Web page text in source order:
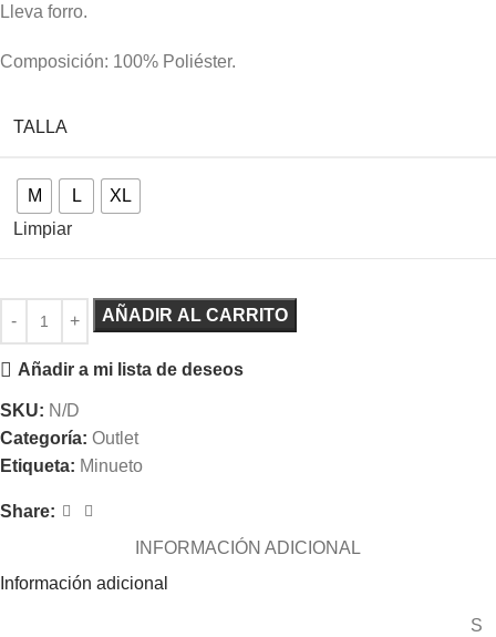
Lleva forro.
Composición: 100% Poliéster.
TALLA
M L
XL
Limpiar
AÑADIR AL CARRITO
Añadir a mi lista de deseos
SKU: N/D
Categoría: Outlet
Etiqueta: Minueto
Share:
INFORMACIÓN ADICIONAL
Información adicional
S